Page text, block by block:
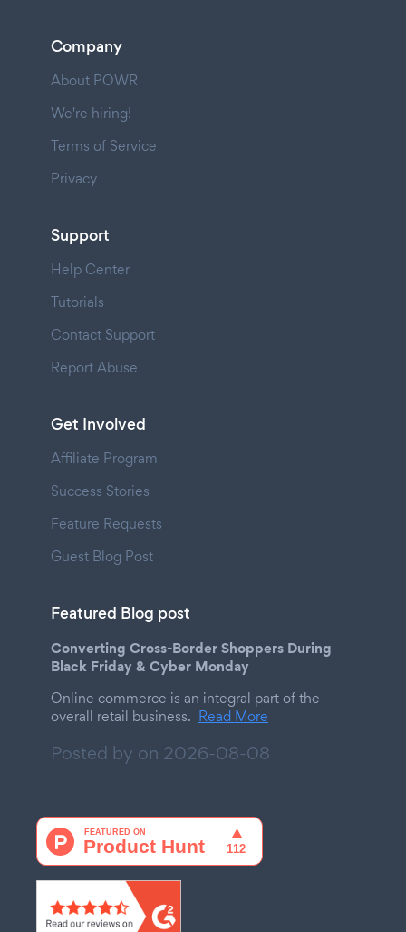
Company
About POWR
We're hiring!
Terms of Service
Privacy
Support
Help Center
Tutorials
Contact Support
Report Abuse
Get Involved
Affiliate Program
Success Stories
Feature Requests
Guest Blog Post
Featured Blog post
Converting Cross-Border Shoppers During
Black Friday & Cyber Monday
Online commerce is an integral part of the
overall retail business. Read More
Posted by on 2026-08-08